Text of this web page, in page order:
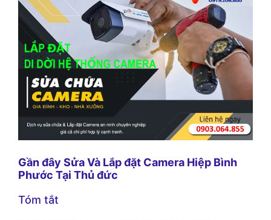
Gần đây Sửa Và Lắp đặt Camera Hiệp Bình
Phước Tại Thủ đức
Tóm tắt